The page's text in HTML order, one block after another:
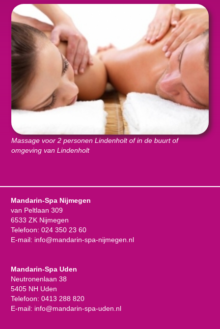
Massage voor 2 personen Lindenholt of in de buurt of
omgeving van Lindenholt
Mandarin-Spa Nijmegen
van Peltlaan 309
6533 ZK Nijmegen
Telefoon: 024 350 23 60
E-mail: info@mandarin-spa-nijmegen.nl
Mandarin-Spa Uden
Neutronenlaan 38
5405 NH Uden
Telefoon: 0413 288 820
E-mail: info@mandarin-spa-uden.nl